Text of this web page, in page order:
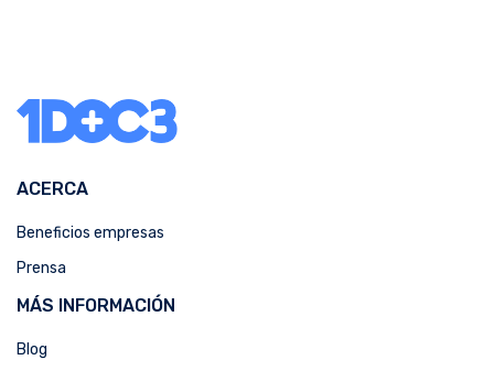
ACERCA
Beneficios empresas
Prensa
MÁS INFORMACIÓN
Blog